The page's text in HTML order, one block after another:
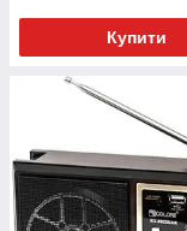
Купити